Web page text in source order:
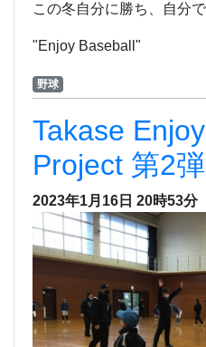
この冬自分に勝ち、自分
"Enjoy Baseball"
野球
Takase
Project 第2
2023年1月16日 20時53分